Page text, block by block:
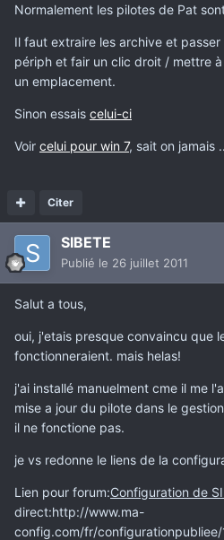
Normalement les pilotes de Pat
Il faut extraire les archive et
périph et fair un clic droit / mettre
un emplacement.
Sinon essais celui-ci
Voir celui pour win 7, sait on jamais
Citer
SIBETE
Publié le 26 juillet 2011
Salut a tous,
oui, j'etais presque convaincu que
fonctionneraient. mais helas!
j'ai installé manuelment cme il me
mise a jour du pilote dans le
il ne fonctione pas.
je vs redonne le liens de la
Lien pour forum:Configuration de
direct:http://www.ma-
config.com/fr/